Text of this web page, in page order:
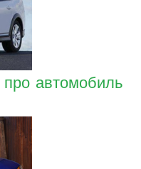
автомобиль